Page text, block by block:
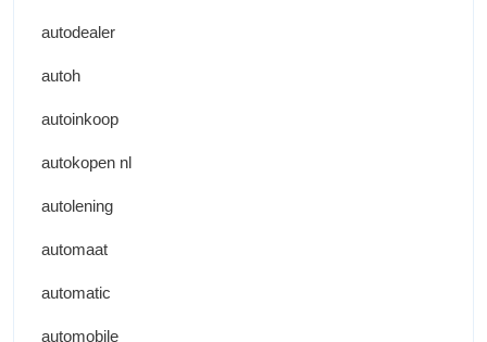
autodealer
autoh
autoinkoop
autokopen nl
autolening
automaat
automatic
automobile